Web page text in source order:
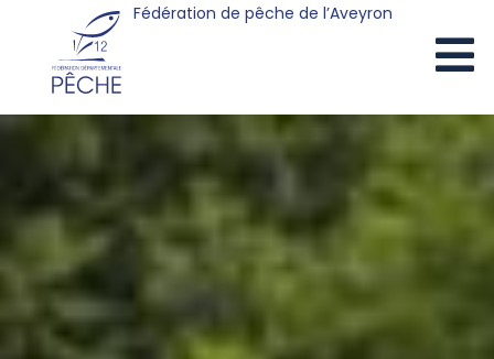
Fédération de pêche de l’Aveyron
Cookies management panel